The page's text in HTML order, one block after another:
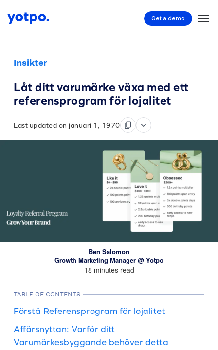
Get a demo
Insikter
Låt ditt varumärke växa med ett
referensprogram för lojalitet
Last updated on januari 1, 1970
Ben Salomon
Growth Marketing Manager @ Yotpo
18 minutes read
TABLE OF CONTENTS
Förstå Referensprogram för lojalitet
Affärsnyttan: Varför ditt
Varumärkesbyggande behöver detta